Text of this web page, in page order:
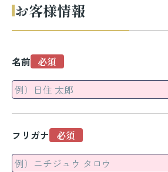
お客様情報
名前
フリガナ